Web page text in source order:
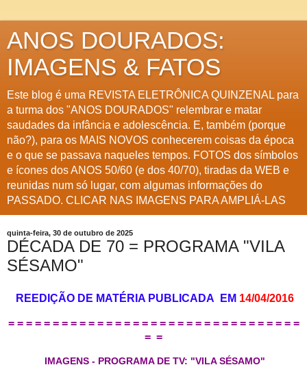
ANOS DOURADOS:
IMAGENS & FATOS
Este blog é uma REVISTA ELETRÔNICA QUINZENAL para
a turma dos "ANOS DOURADOS" relembrar e matar
saudades da infância e adolescência. E, também (porque
não?), para os MAIS NOVOS conhecerem coisas da época
e o que se passava naqueles tempos. FOTOS dos símbolos
e ícones dos ANOS 50/60 (e dos 40/70), tiradas da WEB e
reunidas num só lugar, com algumas informações do
PASSADO. CLICAR NAS IMAGENS PARA AMPLIÁ-LAS
quinta-feira, 30 de outubro de 2025
DÉCADA DE 70 = PROGRAMA "VILA
SÉSAMO"
REEDIÇÃO DE MATÉRIA PUBLICADA EM 14/04/2016
= = = = = = = = = = = = = = = = = = = = = = = = = = = = = = = = =
= =
IMAGENS - PROGRAMA DE TV: "VILA SÉSAMO"